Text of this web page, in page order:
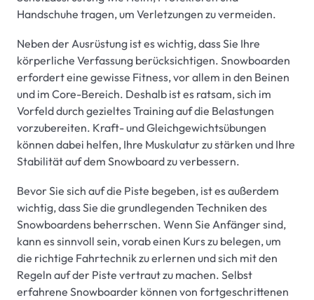
Handschuhe tragen, um Verletzungen zu vermeiden.
Neben der Ausrüstung ist es wichtig, dass Sie Ihre
körperliche Verfassung berücksichtigen. Snowboarden
erfordert eine gewisse Fitness, vor allem in den Beinen
und im Core-Bereich. Deshalb ist es ratsam, sich im
Vorfeld durch gezieltes Training auf die Belastungen
vorzubereiten. Kraft- und Gleichgewichtsübungen
können dabei helfen, Ihre Muskulatur zu stärken und Ihre
Stabilität auf dem Snowboard zu verbessern.
Bevor Sie sich auf die Piste begeben, ist es außerdem
wichtig, dass Sie die grundlegenden Techniken des
Snowboardens beherrschen. Wenn Sie Anfänger sind,
kann es sinnvoll sein, vorab einen Kurs zu belegen, um
die richtige Fahrtechnik zu erlernen und sich mit den
Regeln auf der Piste vertraut zu machen. Selbst
erfahrene Snowboarder können von fortgeschrittenen